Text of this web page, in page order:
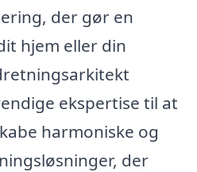
der gør en
hjem eller din
ekspertise til at
harmoniske og
der